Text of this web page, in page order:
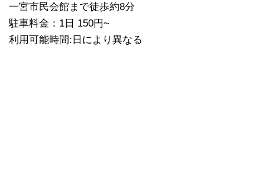
一宮市民会館まで徒歩約8分
駐車料金：1日 150円~
利用可能時間:日により異なる